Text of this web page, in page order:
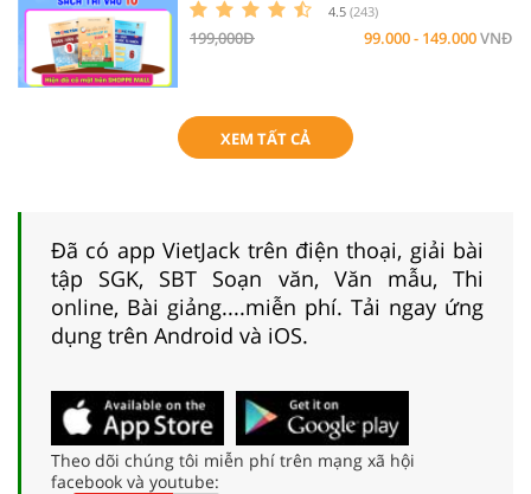
4.5 (243)
199,000Đ 99.000 - 149.000VNĐ
XEM TẤT CẢ
Đã có app VietJack trên điện thoại, giải bài
tập SGK, SBT Soạn văn, Văn mẫu, Thi
online, Bài giảng....miễn phí. Tải ngay ứng
dụng trên Android và iOS.
Theo dõi chúng tôi miễn phí trên mạng xã hội
facebook và youtube: